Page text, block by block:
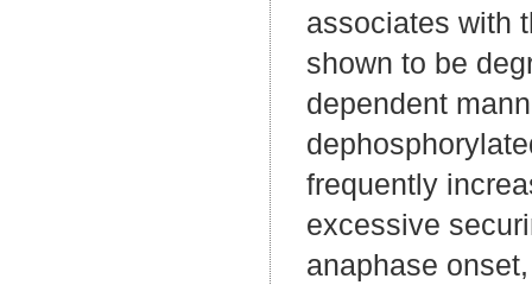
associates with
shown to be
dependent
frequently
excessive
anaphase